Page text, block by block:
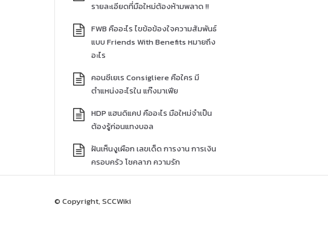
รายละเอียดที่มือใหม่ต้องห้ามพลาด !!
FWB คืออะไร ไขข้อข้องใจความสัมพันธ์
แบบ Friends With Benefits หมายถึง
อะไร
คอนซีเยเร Consigliere คือใคร มี
ตำแหน่งอะไรใน แก๊งมาเฟีย
HDP แฮนดิแคป คืออะไร มือใหม่จำเป็น
ต้องรู้ก่อนแทงบอล
ฝันเห็นงูเผือก เลขเด็ด การงาน การเงิน
ครอบครัว โชคลาภ ความรัก
© Copyright, SCCWiki